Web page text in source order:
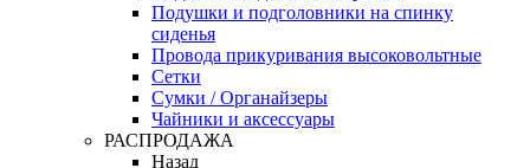
Подушки и подголовники на спинку
сиденья
Провода прикуривания высоковольтные
Сетки
Сумки / Органайзеры
Чайники и аксессуары
РАСПРОДАЖА
Назад